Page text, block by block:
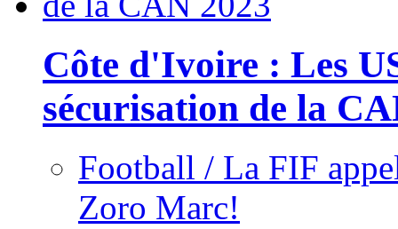
Côte d'Ivoire : Les
sécurisation de la
Football / La FIF
Zoro Marc!